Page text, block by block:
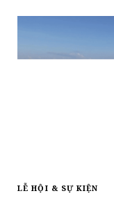
LỄ HỘI & SỰ KIỆN